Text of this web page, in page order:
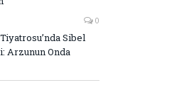
0
Sibel
Arzunun Onda